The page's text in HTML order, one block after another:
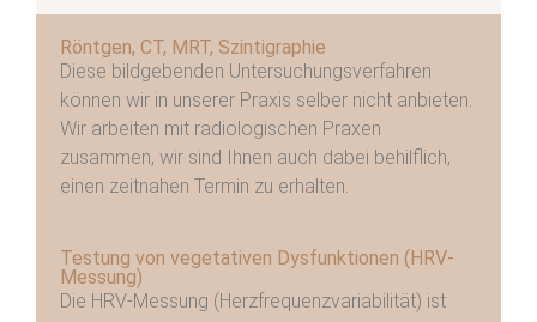
Röntgen, CT, MRT, Szintigraphie
Diese bildgebenden Untersuchungsverfahren
können wir in unserer Praxis selber nicht anbieten.
Wir arbeiten mit radiologischen Praxen
zusammen, wir sind Ihnen auch dabei behilflich,
einen zeitnahen Termin zu erhalten.
Testung von vegetativen Dysfunktionen (HRV-
Messung)
Die HRV-Messung (Herzfrequenzvariabilität) ist